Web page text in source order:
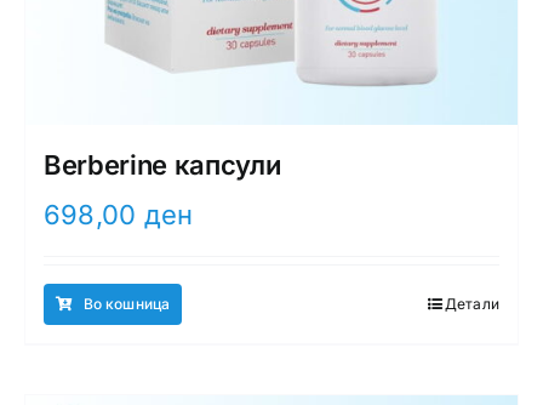
Berberine капсули
698,00 ден
Во кошница Детали